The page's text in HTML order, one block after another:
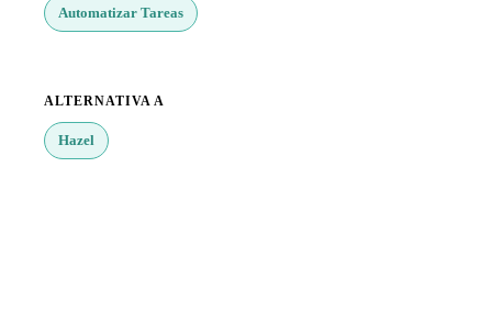
Automatizar Tareas
ALTERNATIVA A
Hazel